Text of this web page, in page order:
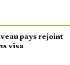
pays rejoint
visa